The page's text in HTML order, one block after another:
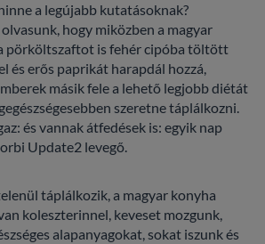
a legújabb kutatásoknak?
hogy miközben a magyar
pörköltszaftot is fehér cipóba töltött
és erős paprikát harapdál hozzá,
másik fele a lehető legjobb diétát
szeretne táplálkozni.
és vannak átfedések is: egyik nap
Update2 levegő.
táplálkozik, a magyar konyha
koleszterinnel, keveset mozgunk,
alapanyagokat, sokat iszunk és